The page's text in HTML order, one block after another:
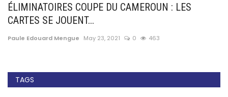
ÉLIMINATOIRES COUPE DU CAMEROUN : LES
CARTES SE JOUENT...
Paule Edouard Mengue May 23, 2021 0 463
TAGS